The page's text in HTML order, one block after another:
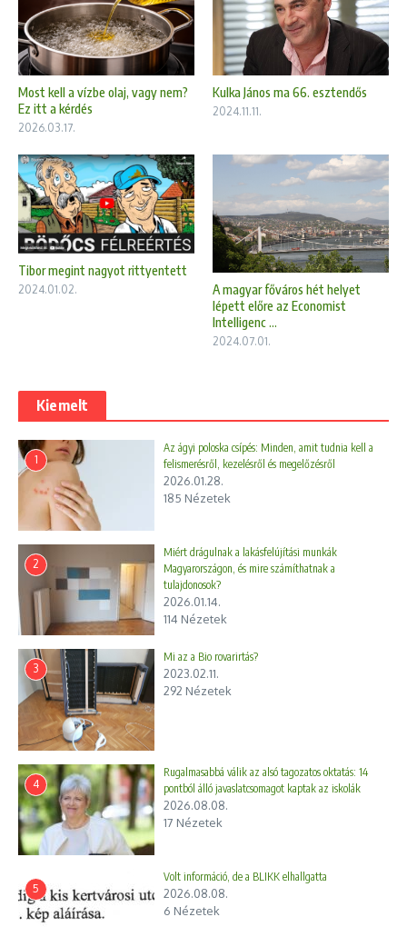
Most kell a vízbe olaj, vagy nem?
Ez itt a kérdés
2026.03.17.
Kulka János ma 66. esztendős
2024.11.11.
Tibor megint nagyot rittyentett
2024.01.02.
A magyar főváros hét helyet
lépett előre az Economist
Intelligenc ...
2024.07.01.
Kiemelt
1
Az ágyi poloska csípés: Minden, amit tudnia kell a
felismerésről, kezelésről és megelőzésről
2026.01.28.
185 Nézetek
2
Miért drágulnak a lakásfelújítási munkák
Magyarországon, és mire számíthatnak a
tulajdonosok?
2026.01.14.
114 Nézetek
3
Mi az a Bio rovarirtás?
2023.02.11.
292 Nézetek
4
Rugalmasabbá válik az alsó tagozatos oktatás: 14
pontból álló javaslatcsomagot kaptak az iskolák
2026.08.08.
17 Nézetek
5
Volt információ, de a BLIKK elhallgatta
2026.08.08.
6 Nézetek